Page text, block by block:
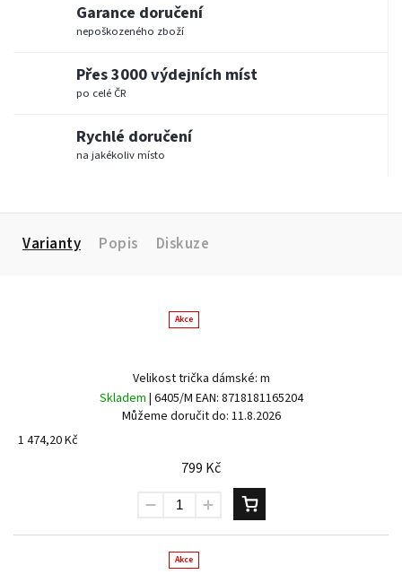
Garance doručení
nepoškozeného zboží
Přes 3000 výdejních míst
po celé ČR
Rychlé doručení
na jakékoliv místo
Varianty Popis Diskuze
Akce
Velikost trička dámské: m
Skladem | 6405/M EAN: 8718181165204
Můžeme doručit do: 11.8.2026
1 474,20 Kč
799 Kč
Akce